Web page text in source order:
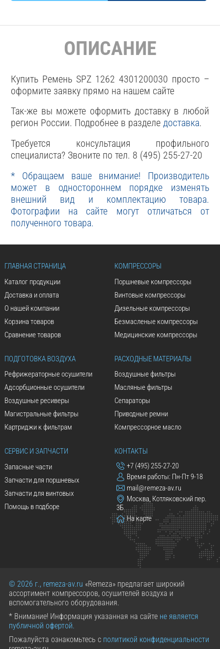
ОПИСАНИЕ
Купить Ремень SPZ 1262 4301200030 просто –
оформите заявку прямо на нашем сайте
Так-же вы можете оформить доставку в любой
регион России. Подробнее в разделедоставка.
Требуется консультация профильного
специалиста? Звоните по тел. 8 (495) 255-27-20
* Обращаем ваше внимание! Производитель
может в одностороннем порядке изменять
внешний вид и комплектацию товара.
Фотографии на сайте могут отличаться от
полученного товара.
ГЛАВНАЯ СТРАНИЦА
Каталог продукции
Доставка и оплата
О нашей компании
Корзина товаров
Сравнение товаров
КОМПРЕССОРЫ
Поршневые компрессоры
Винтовые компрессоры
Дизельные компрессоры
Безмасленые компрессоры
Медицинские компрессоры
ПОДГОТОВКА ВОЗДУХА
Рефрижераторные осушители
Адсорбционные осушители
Воздушные ресиверы
Магистральные фильтры
Картриджи к фильтрам
РАСХОДНЫЕ МАТЕРИАЛЫ
Воздушные фильтры
Масляные фильтры
Сепараторы
Приводные ремни
Компрессорное масло
СЕРВИС И ЗАПЧАСТИ
Запасные части
Запчасти для поршневых
Запчасти для винтовых
Помощь в подборе
КОНТАКТЫ
+7 (495) 255-27-20
Время работы: Пн-Пт 9-18
mail@remeza-av.ru
Москва, Котляковский пер.
3Б
На карте
© 2026 г., remeza-av.ru «Remeza» предлагает широкий
ассортимент компрессоров, осушителей воздуха и
вспомогательного оборудования.
* Внимание! Информация указанная на сайте не является
публичной офертой.
Пожалуйста ознакомьтесь с политикой конфиденциальности